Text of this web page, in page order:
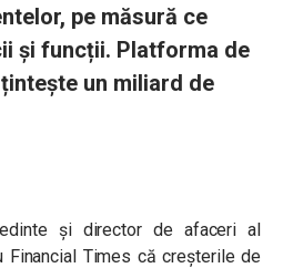
pe măsură ce
și funcții. Platforma de
un miliard de
și director de afaceri al
Financial Times că creșterile de